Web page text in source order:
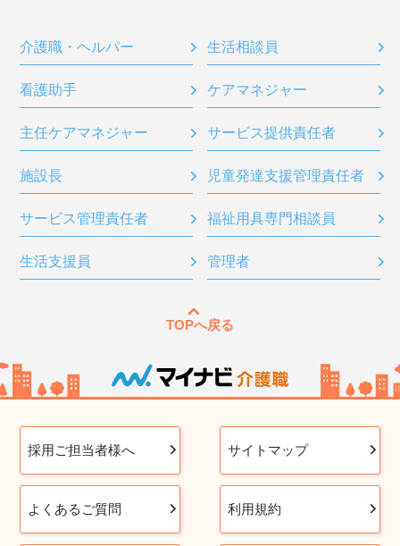
介護職・ヘルパー 生活相談員
看護助手 ケアマネジャー
主任ケアマネジャー サービス提供責任者
施設長 児童発達支援管理責任者
サービス管理責任者 福祉用具専門相談員
生活支援員 管理者
TOPへ戻る
採用ご担当者様へ サイトマップ
よくあるご質問 利用規約